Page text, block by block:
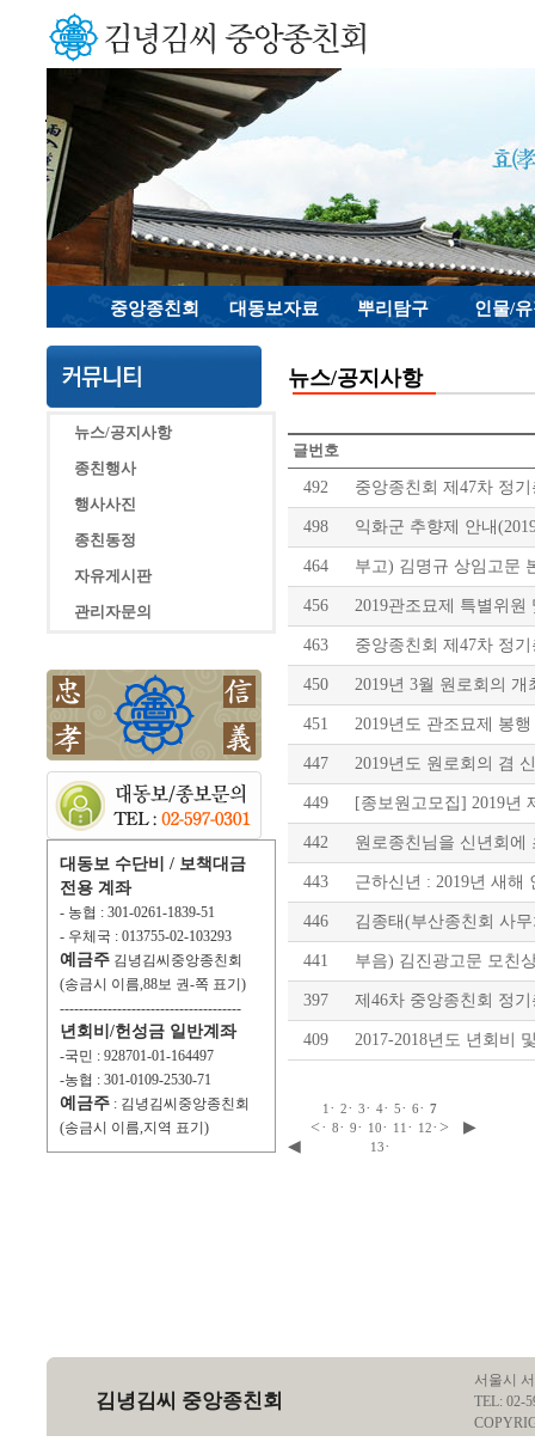
중앙종친회 대동보자료 뿌리탐구 인물/
뉴스/공지사항
종친행사
행사사진
종친동정
자유게시판
관리자문의
대동보 수단비 / 보책대금
전용 계좌
- 농협 : 301-0261-1839-51
- 우체국 : 013755-02-103293
예금주 김녕김씨중앙종친회
(송금시 이름,88보 권-쪽 표기)
--------------------------------------
년회비/헌성금 일반계좌
-국민 : 928701-01-164497
-농협 : 301-0109-2530-71
예금주 : 김녕김씨중앙종친회
(송금시 이름,지역 표기)
뉴스/공지사항
글번호
492 중앙종친회 제47차 정
498 익화군 추향제 안내
464 부고) 김명규 상임고문
456 2019관조묘제 특별위
463 중앙종친회 제47차 정
450 2019년 3월 원로회의 개
451 2019년도 관조묘제 봉
447 2019년도 원로회의 겸
449 [종보원고모집] 2019년
442 원로종친님을 신년회에
443 근하신년 : 2019년 새해
446 김종태(부산종친회 사
441 부음) 김진광고문 모친
397 제46차 중앙종친회 정
409 2017-2018년도 년회비
◀
<
1 · 2· 3· 4· 5· 6· 7
· 8· 9· 10· 11 · 12·
13·
> ▶
김녕김씨 중앙종친회
서울시
TEL: 02-